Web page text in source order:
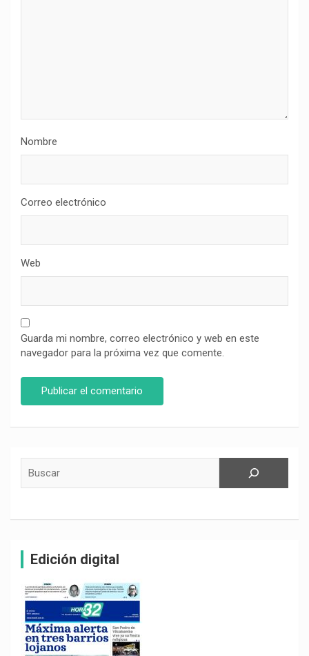
Nombre
Correo electrónico
Web
Guarda mi nombre, correo electrónico y web en este
navegador para la próxima vez que comente.
Edición digital